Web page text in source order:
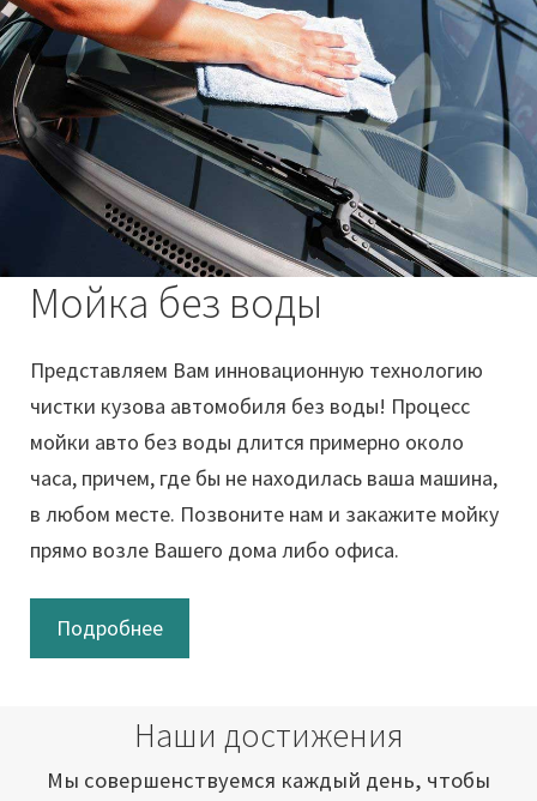
Мойка без воды
Представляем Вам инновационную технологию
чистки кузова автомобиля без воды! Процесс
мойки авто без воды длится примерно около
часа, причем, где бы не находилась ваша машина,
в любом месте. Позвоните нам и закажите мойку
прямо возле Вашего дома либо офиса.
Подробнее
Наши достижения
Мы совершенствуемся каждый день, чтобы